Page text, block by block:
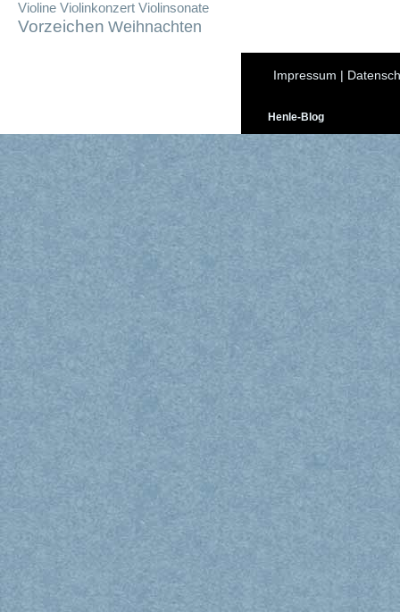
Violine Violinkonzert Violinsonate
Vorzeichen Weihnachten
Impressum |
Henle-Blog